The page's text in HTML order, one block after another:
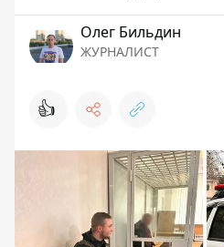
Олег Бильдин
ЖУРНАЛИСТ
👍